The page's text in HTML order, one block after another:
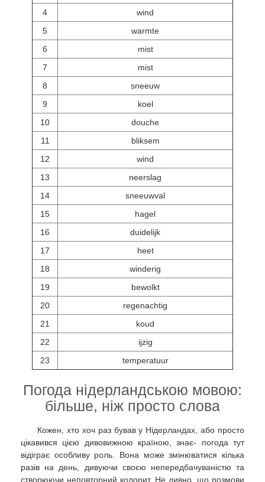
4
wind
5
warmte
6
mist
7
mist
8
sneeuw
9
koel
10
douche
11
bliksem
12
wind
13
neerslag
14
sneeuwval
15
hagel
16
duidelijk
17
heet
18
winderig
19
bewolkt
20
regenachtig
21
koud
22
ijzig
23
temperatuur
Погода нідерландською мовою:
більше, ніж просто слова
Кожен, хто хоч раз бував у Нідерландах, або просто
цікавився цією дивовижною країною, знає- погода тут
відіграє особливу роль. Вона може змінюватися кілька
разів на день, дивуючи своєю непередбачуваністю та
створюючи неповторний колорит. Не дивно, що розмови